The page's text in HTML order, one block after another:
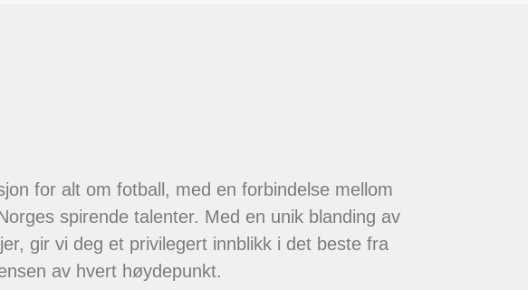
for alt om fotball, med en forbindelse mellom
spirende talenter. Med en unik blanding av
gir vi deg et privilegert innblikk i det beste fra
av hvert høydepunkt.